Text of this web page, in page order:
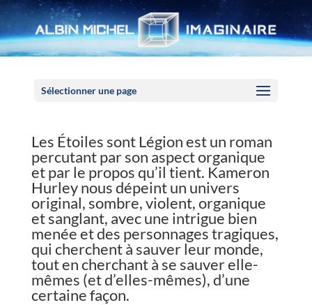
Sélectionner une page
Les Étoiles sont Légion est un roman
percutant par son aspect organique
et par le propos qu’il tient. Kameron
Hurley nous dépeint un univers
original, sombre, violent, organique
et sanglant, avec une intrigue bien
menée et des personnages tragiques,
qui cherchent à sauver leur monde,
tout en cherchant à se sauver elle-
mêmes (et d’elles-mêmes), d’une
certaine façon.
Panneau de gestion des cookies